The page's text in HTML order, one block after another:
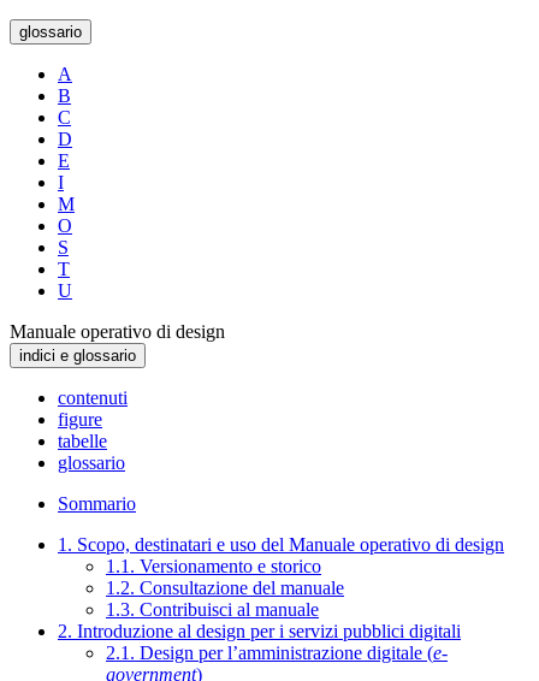
glossario
A
B
C
D
E
I
M
O
S
T
U
Manuale operativo di design
indici e glossario
contenuti
figure
tabelle
glossario
Sommario
1. Scopo, destinatari e uso del Manuale operativo di design
1.1. Versionamento e storico
1.2. Consultazione del manuale
1.3. Contribuisci al manuale
2. Introduzione al design per i servizi pubblici digitali
2.1. Design per l’amministrazione digitale (e-
government)